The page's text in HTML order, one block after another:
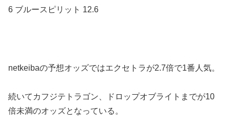
6 ブルースピリット 12.6
netkeibaの予想オッズではエクセトラが2.7倍で1番人気。
続いてカフジテトラゴン、ドロップオブライトまでが10
倍未満のオッズとなっている。